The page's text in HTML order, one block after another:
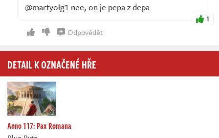
@martyolg1 nee, on je pepa z depa
1
Odpovědět
DETAIL K OZNAČENÉ HŘE
Anno 117: Pax Romana